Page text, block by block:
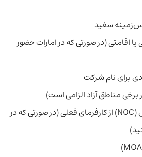
سفید
اقامتی (در صورتی که در امارات حضور
برای نام شرکت
مناطق آزاد الزامی است)
گواهی عدم اعتراض (NOC) از کارفرمای فعلی (در صورتی که در